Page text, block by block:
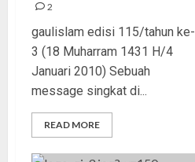
2
gaulislam edisi 115/tahun ke-
3 (18 Muharram 1431 H/4
Januari 2010) Sebuah
message singkat di...
READ MORE